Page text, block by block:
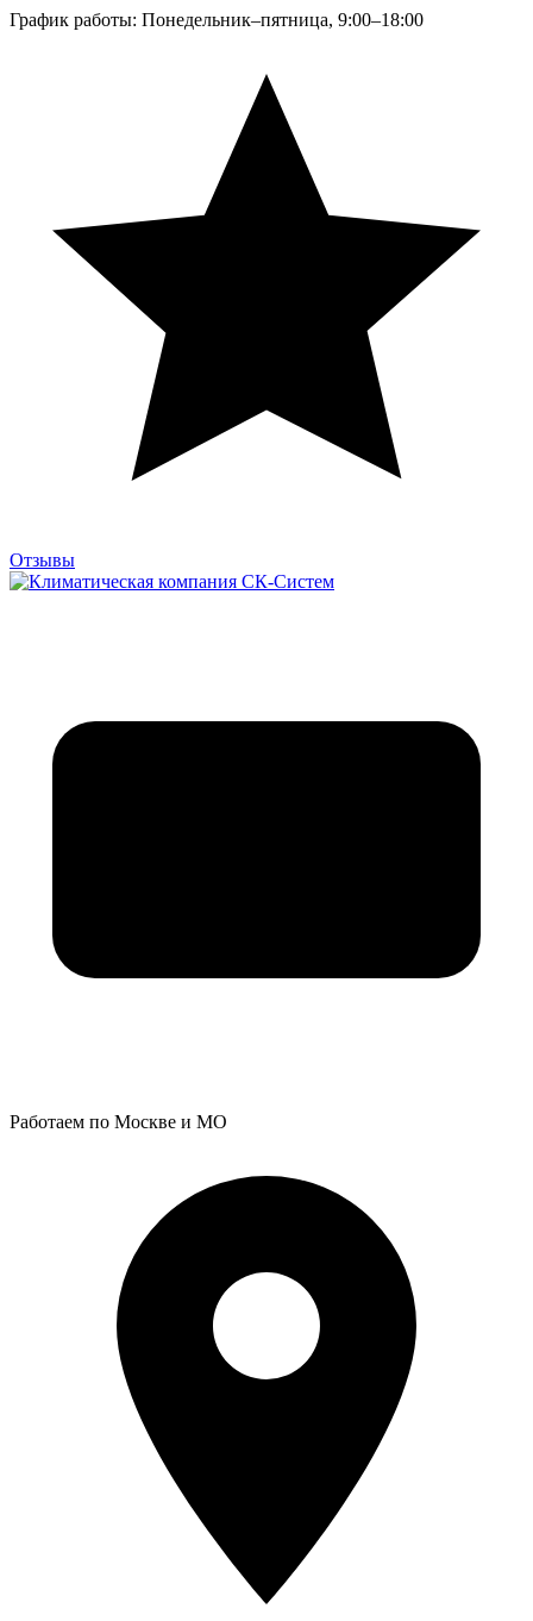
График работы: Понедельник–пятница, 9:00–18:00
Отзывы
Работаем по Москве и МО